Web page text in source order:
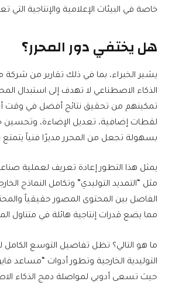
خاصة في البيئات الإعلامية والإنتاجية
هل يختفي دور المحرر؟
يشير الخبراء، بما في ذلك تقارير من شركة
الذكاء الاصطناعي لا تهدف إلى استبدال
تمكينهم من تحقيق نتائج أفضل في وقت
لقطات إضافية، تعديل الإضاءة،
بسهولة تجعل من المحرر مديرًا فنياً
يمثل هذا التطور إعادة تعريف لعملية
مثل “التمديد التوليدي” وتكامل النماذج
الفاصل بين المحتوى المصور حقيقياً
مما يضع قدرات إنتاجية هائلة في متناول
ما هو التالي؟ تظل تفاصيل التوسع الكامل
التوليدية الخارجية وتطور أدوات “مساعد
حيث تسعى أدوبي لمواصلة دمج الذكاء